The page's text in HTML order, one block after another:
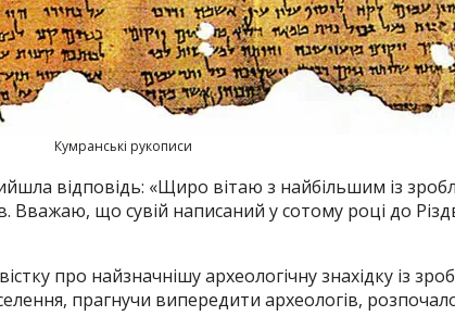
Кумранські рукописи
відповідь: «Щиро вітаю з найбільшим із
Вважаю, що сувій написаний у сотому році до
про найзначнішу археологічну знахідку із
прагнучи випередити археологів,